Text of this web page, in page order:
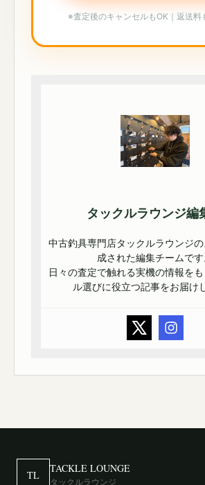
※査定後のキャンセルもOK｜返送料
タックルラウンジ編
中古釣具専門店タックルラウンジ
成された編集チームです
日々の査定で触れる実機の情報を
ル選びに役立つ記事をお届け
TL
TACKLE LOUNGE
タックルラウンジ